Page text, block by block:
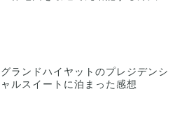
グランドハイヤットのプレジデンシ
ャルスイートに泊まった感想